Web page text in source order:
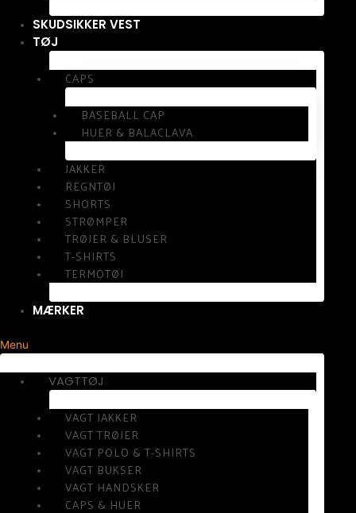
SKUDSIKKER VEST
TØJ
CAPS
BASEBALL CAP
HUER & BALACLAVA
JAKKER
REGNTØJ
SHORTS
STRØMPER
TRØJER & BLUSER
T-SHIRTS
TERMOTØJ
MÆRKER
Menu
VAGTTØJ
VAGT JAKKER
VAGT TRØJER
VAGT POLO & T-SHIRTS
VAGT BUKSER
VAGT HANDSKER
CAPS & HUER